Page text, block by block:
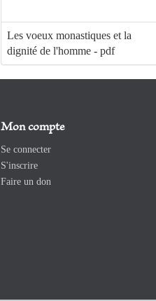
Les voeux monastiques et la
dignité de l'homme - pdf
Mon compte
Se connecter
S'inscrire
Faire un don